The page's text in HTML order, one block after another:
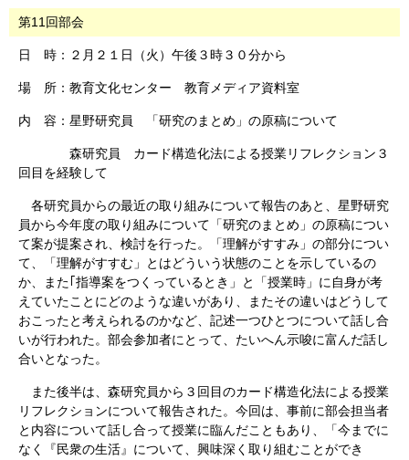
第11回部会
日 時：２月２１日（火）午後３時３０分から
場 所：教育文化センター 教育メディア資料室
内 容：星野研究員 「研究のまとめ」の原稿について
森研究員 カード構造化法による授業リフレクション３
回目を経験して
各研究員からの最近の取り組みについて報告のあと、星野研究
員から今年度の取り組みについて「研究のまとめ」の原稿につい
て案が提案され、検討を行った。「理解がすすみ」の部分につい
て、「理解がすすむ」とはどういう状態のことを示しているの
か、また｢指導案をつくっているとき」と「授業時」に自身が考
えていたことにどのような違いがあり、またその違いはどうして
おこったと考えられるのかなど、記述一つひとつについて話し合
いが行われた。部会参加者にとって、たいへん示唆に富んだ話し
合いとなった。
また後半は、森研究員から３回目のカード構造化法による授業
リフレクションについて報告された。今回は、事前に部会担当者
と内容について話し合って授業に臨んだこともあり、「今までに
なく『民衆の生活』について、興味深く取り組むことができ